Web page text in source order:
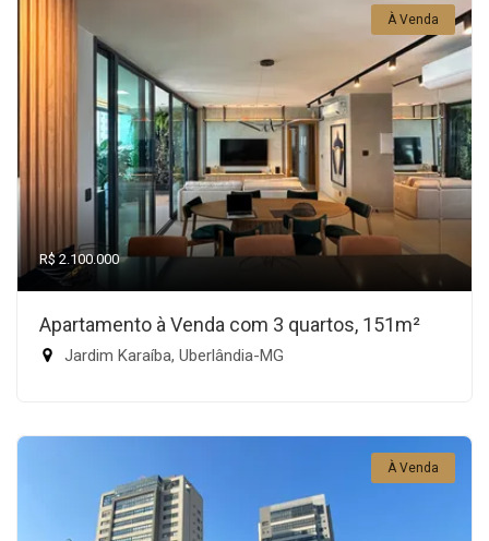
À Venda
R$ 2.100.000
Apartamento à Venda com 3 quartos, 151m²
Jardim Karaíba, Uberlândia-MG
À Venda